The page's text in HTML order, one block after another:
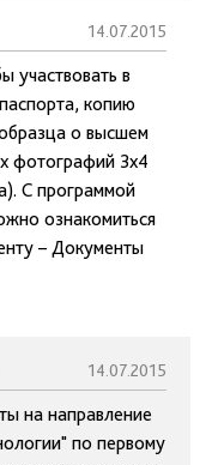
14.07.2015
участвовать в
копию
о высшем
фотографий 3х4
С программой
ознакомиться
– Документы
14.07.2015
на направление
по первому